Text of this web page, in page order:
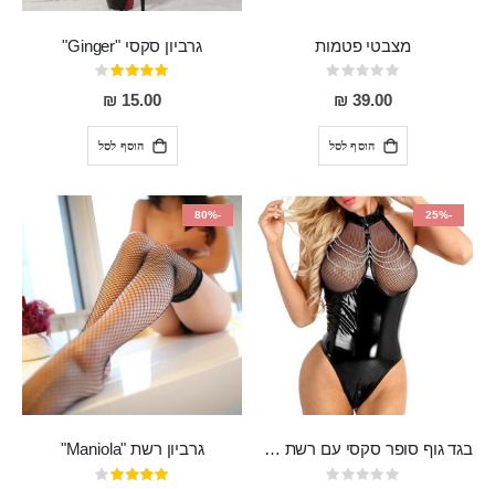
מצבטי פטמות
Rating:
0%
39.00 ₪
הוסף לסל
גרביון סקסי "Ginger"
דירוג:
80%
15.00 ₪
הוסף לסל
-25%
בגד גוף סופר סקסי עם רשת שקופה בחזה ושרשרות מלמעלה וריצרץ מלמטה Pan במפשעה
Rating:
-80%
גרביון רשת "Maniola"
דירוג: